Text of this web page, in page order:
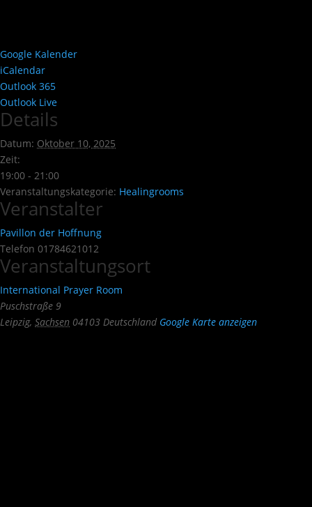
Google Kalender
iCalendar
Outlook 365
Outlook Live
Details
Datum: Oktober 10, 2025
Zeit:
19:00 - 21:00
Veranstaltungskategorie: Healingrooms
Veranstalter
Pavillon der Hoffnung
Telefon 01784621012
Veranstaltungsort
International Prayer Room
Puschstraße 9
Leipzig, Sachsen 04103 Deutschland Google Karte anzeigen